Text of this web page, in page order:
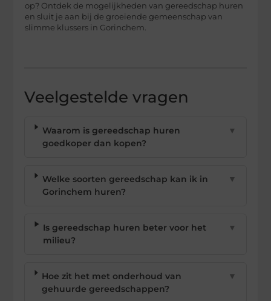
op? Ontdek de mogelijkheden van gereedschap huren
en sluit je aan bij de groeiende gemeenschap van
slimme klussers in Gorinchem.
Veelgestelde vragen
Waarom is gereedschap huren
goedkoper dan kopen?
▼
Welke soorten gereedschap kan ik in
Gorinchem huren?
▼
Is gereedschap huren beter voor het
milieu?
▼
Hoe zit het met onderhoud van
gehuurde gereedschappen?
▼